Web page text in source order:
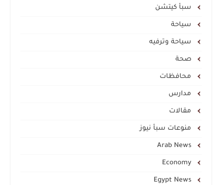
سبأ كيتشن
سياحة
سياحة وترفيه
صحة
محافظات
مدارس
مقالات
منوعات سبأ نيوز
Arab News
Economy
Egypt News